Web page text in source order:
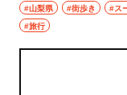
#山梨県 #街歩き
#ス
#旅行